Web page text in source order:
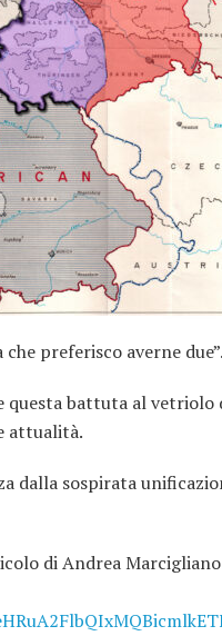
preferisco averne due”.
questa battuta al
attualità.
dalla sospirata
di Andrea